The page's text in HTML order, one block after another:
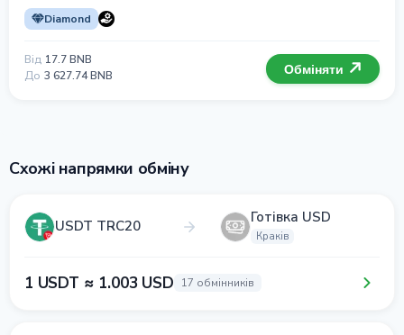
Diamond
Від 17.7 BNB
До 3 627.74 BNB Обміняти
Схожі напрямки обміну
USDT TRC20 Готівка USD
Краків
1 USDT ≈ 1.003 USD 17 обмінників